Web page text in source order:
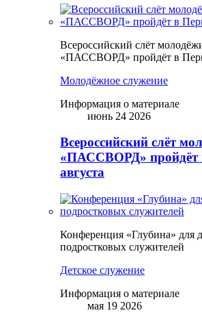
Всероссийский слёт
«ПАССВОРД» пройдёт в
Молодёжное служение
Информация о материале
июнь 24 2026
Всероссийский слёт
«ПАССВОРД» пройдёт
августа
Конференция «Глубина» для
подростковых служителей
Детское служение
Информация о материале
мая 19 2026